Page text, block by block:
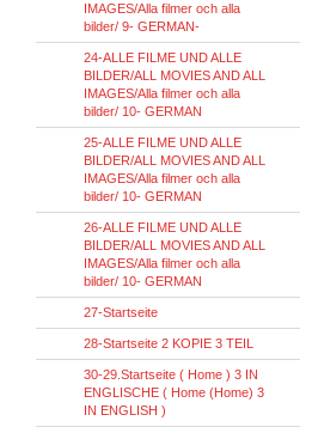
IMAGES/Alla filmer och alla
bilder/ 9- GERMAN-
24-ALLE FILME UND ALLE
BILDER/ALL MOVIES AND ALL
IMAGES/Alla filmer och alla
bilder/ 10- GERMAN
25-ALLE FILME UND ALLE
BILDER/ALL MOVIES AND ALL
IMAGES/Alla filmer och alla
bilder/ 10- GERMAN
26-ALLE FILME UND ALLE
BILDER/ALL MOVIES AND ALL
IMAGES/Alla filmer och alla
bilder/ 10- GERMAN
27-Startseite
28-Startseite 2 KOPIE 3 TEIL
30-29.Startseite ( Home ) 3 IN
ENGLISCHE ( Home (Home) 3
IN ENGLISH )